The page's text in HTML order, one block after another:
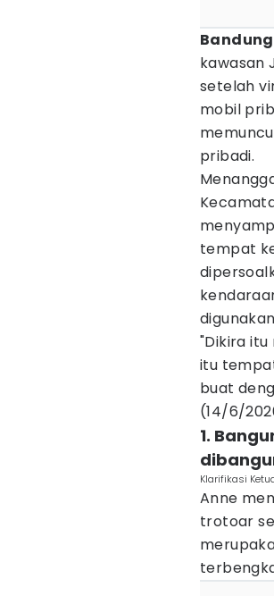
kawasan
setelah
mobil
pribadi.
tempat
"Dikira
itu
buat
(14/6/
1.
Klarifikasi
Anne
trotoar